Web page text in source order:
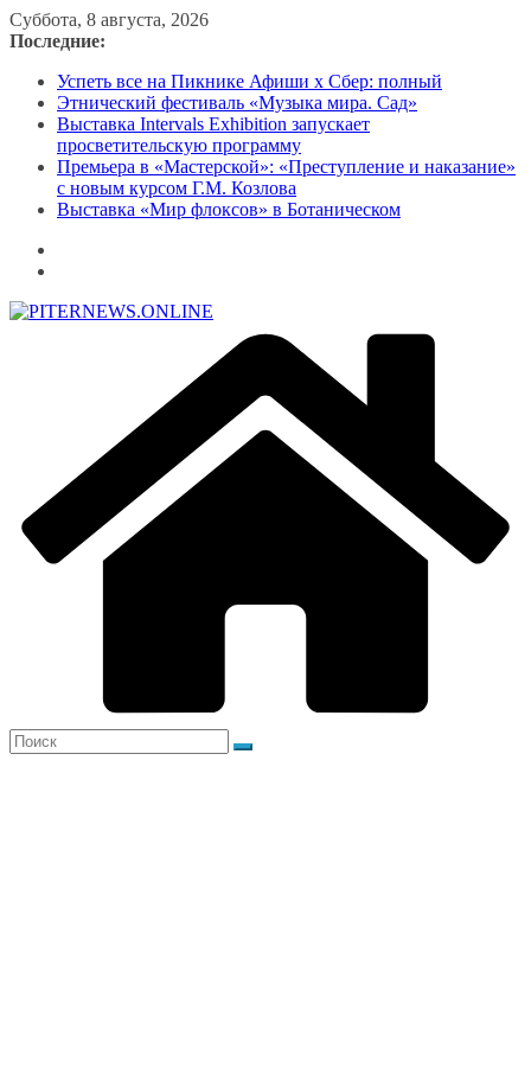
Перейти
к
Суббота, 8 августа, 2026
Последние:
Успеть все на Пикнике Афиши x Сбер: полный
Этнический фестиваль «Музыка мира. Сад»
Выставка Intervals Exhibition запускает
просветительскую программу
Премьера в «Мастерской»: «Преступление и наказание»
с новым курсом Г.М. Козлова
Выставка «Мир флоксов» в Ботаническом